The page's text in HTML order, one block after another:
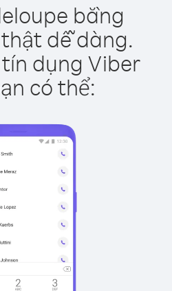
bằng
dễ dàng.
dụng Viber
có thể: